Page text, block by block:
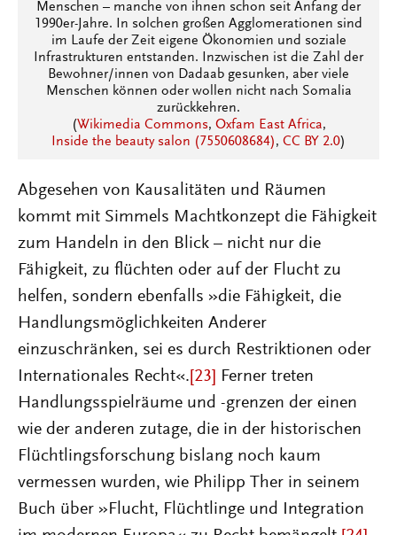
Menschen – manche von ihnen schon seit Anfang der
1990er-Jahre. In solchen großen Agglomerationen sind
im Laufe der Zeit eigene Ökonomien und soziale
Infrastrukturen entstanden. Inzwischen ist die Zahl der
Bewohner/innen von Dadaab gesunken, aber viele
Menschen können oder wollen nicht nach Somalia
zurückkehren.
(Wikimedia Commons, Oxfam East Africa,
Inside the beauty salon (7550608684), CC BY 2.0)
Abgesehen von Kausalitäten und Räumen
kommt mit Simmels Machtkonzept die Fähigkeit
zum Handeln in den Blick – nicht nur die
Fähigkeit, zu flüchten oder auf der Flucht zu
helfen, sondern ebenfalls »die Fähigkeit, die
Handlungsmöglichkeiten Anderer
einzuschränken, sei es durch Restriktionen oder
Internationales Recht«. [23] Ferner treten
Handlungsspielräume und -grenzen der einen
wie der anderen zutage, die in der historischen
Flüchtlingsforschung bislang noch kaum
vermessen wurden, wie Philipp Ther in seinem
Buch über »Flucht, Flüchtlinge und Integration